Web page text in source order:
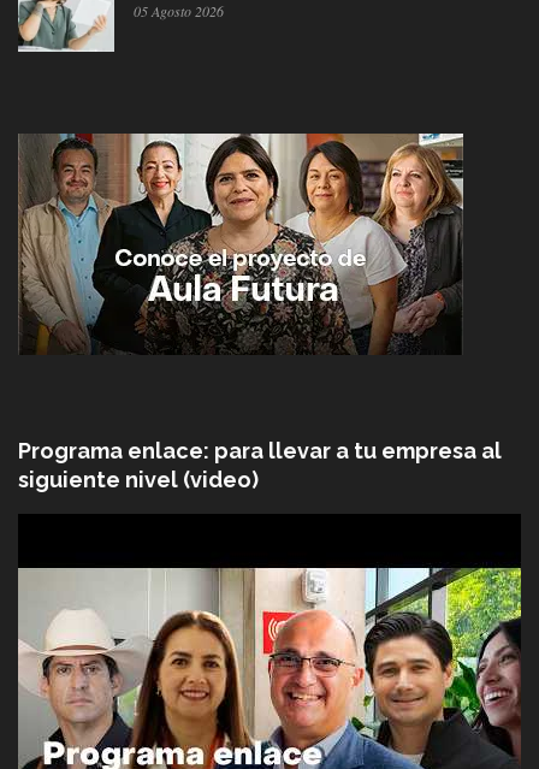
05 Agosto 2026
Programa enlace: para llevar a tu empresa al
siguiente nivel (video)